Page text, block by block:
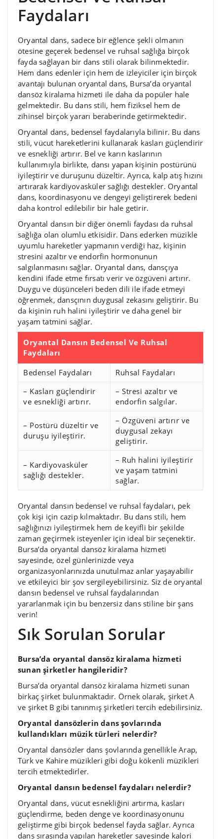
Faydaları
Oryantal dans, sadece bir eğlence şekli olmanın
ötesine geçerek bedensel ve ruhsal sağlığa birçok
fayda sağlayan bir dans stili olarak bilinmektedir.
Hem dans edenler için hem de izleyiciler için birçok
avantajı bulunan oryantal dans, Bursa’da oryantal
dansöz kiralama hizmeti ile daha da popüler hale
gelmektedir. Bu dans stili, hem fiziksel hem de
zihinsel birçok yararı beraberinde getirmektedir.
Oryantal dans, bedensel faydalarıyla bilinir. Bu dans
stili, vücut hareketlerini kullanarak kasları güçlendirir
ve esnekliği artırır. Bel ve karın kaslarının
kullanımıyla birlikte, dansı yapan kişinin postürünü
iyileştirir ve duruşunu düzeltir. Ayrıca, kalp atış hızını
artırarak kardiyovasküler sağlığı destekler. Oryantal
dans, koordinasyonu ve dengeyi geliştirerek bedeni
daha kontrol edilebilir bir hale getirir.
Oryantal dansın bir diğer önemli faydası da ruhsal
sağlığa olan olumlu etkisidir. Dans ederken müzikle
uyumlu hareketler yapmanın verdiği haz, kişinin
stresini azaltır ve endorfin hormonunun
salgılanmasını sağlar. Oryantal dans, dansçıya
kendini ifade etme fırsatı verir ve özgüveni artırır.
Duygu ve düşünceleri beden dili ile ifade etmeyi
öğrenmek, dansçının duygusal zekasını geliştirir. Bu
da kişinin ruh halini iyileştirir ve daha genel bir
yaşam tatmini sağlar.
Oryantal Dansın Bedensel Ve Ruhsal
Faydaları
Bedensel Faydaları
Ruhsal Faydaları
– Kasları güçlendirir
ve esnekliği artırır.
– Stresi azaltır ve
endorfin salgılar.
– Postürü düzeltir ve
duruşu iyileştirir.
– Özgüveni artırır ve
duygusal zekayı
geliştirir.
– Kardiyovasküler
sağlığı destekler.
– Ruh halini iyileştirir
ve yaşam tatmini
sağlar.
Oryantal dansın bedensel ve ruhsal faydaları, pek
çok kişi için cazip kılmaktadır. Bu dans stili, hem
sağlığınızı iyileştirmek hem de keyifli bir şekilde
zaman geçirmek isteyenler için ideal bir seçenektir.
Bursa’da oryantal dansöz kiralama hizmeti
sayesinde, özel günlerinizde veya
organizasyonlarınızda unutulmaz anlar yaşayabilir
ve etkileyici bir şov sergileyebilirsiniz. Siz de oryantal
dansın bedensel ve ruhsal faydalarından
yararlanmak için bu benzersiz dans stiline bir şans
verin!
Sık Sorulan Sorular
Bursa’da oryantal dansöz kiralama hizmeti
sunan şirketler hangileridir?
Bursa’da oryantal dansöz kiralama hizmeti sunan
birkaç şirket bulunmaktadır. Örnek olarak, şirket A
ve şirket B gibi tanınmış şirketleri tercih edebilirsiniz.
Oryantal dansözlerin dans şovlarında
kullandıkları müzik türleri nelerdir?
Oryantal dansözler dans şovlarında genellikle Arap,
Türk ve Kahire müzikleri gibi doğu kökenli müzikleri
tercih etmektedirler.
Oryantal dansın bedensel faydaları nelerdir?
Oryantal dans, vücut esnekliğini artırma, kasları
güçlendirme, beden denge ve koordinasyonunu
geliştirme gibi birçok bedensel fayda sağlar. Ayrıca
dans sırasında yapılan hareketler sayesinde kalori